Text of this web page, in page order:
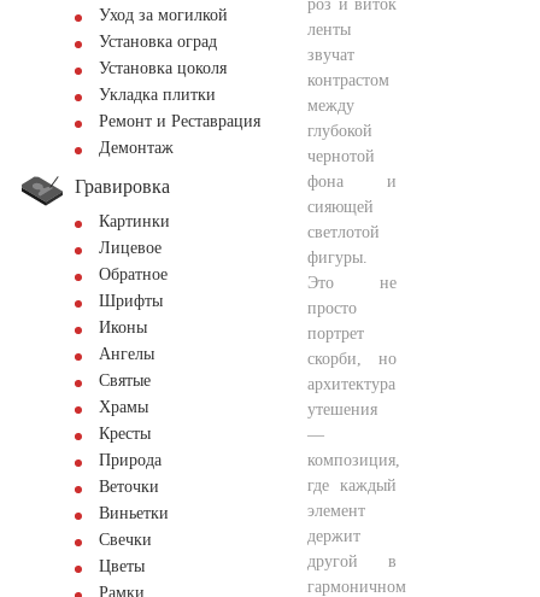
Уход за могилкой
Установка оград
Установка цоколя
Укладка плитки
Ремонт и Реставрация
Демонтаж
Гравировка
Картинки
Лицевое
Обратное
Шрифты
Иконы
Ангелы
Святые
Храмы
Кресты
Природа
Веточки
Виньетки
Свечки
Цветы
Рамки
роз и виток
ленты
звучат
контрастом
между
глубокой
чернотой
фона и
сияющей
светлотой
фигуры.
Это не
просто
портрет
скорби, но
архитектура
утешения
—
композиция,
где каждый
элемент
держит
другой в
гармоничном